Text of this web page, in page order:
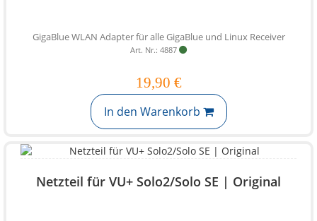
GigaBlue WLAN Adapter für alle GigaBlue und Linux Receiver
Art. Nr.: 4887
19,90 €
In den Warenkorb
Netzteil für VU+ Solo2/Solo SE | Original